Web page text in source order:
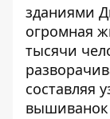
зданиями
огромная
тысячи
составляя
вышиванок